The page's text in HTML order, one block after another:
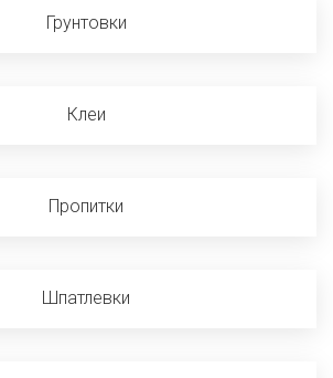
Грунтовки
Клеи
Пропитки
Шпатлевки